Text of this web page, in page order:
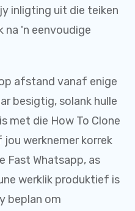
inligting uit die teiken
'n eenvoudige
afstand vanaf enige
besigtig, solank hulle
met die How To Clone
werknemer korrek
Fast Whatsapp, as
werklik produktief is
beplan om